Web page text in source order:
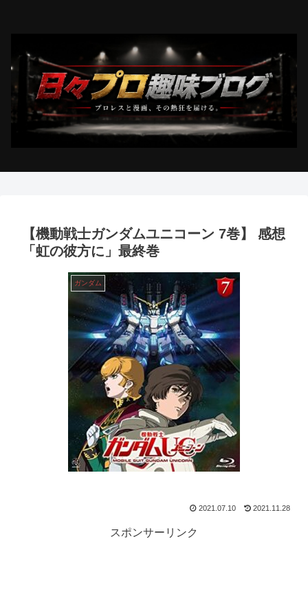
【機動戦士ガンダムユニコーン 7巻】 感想
「虹の彼方に」最終巻
ガンダム
2021.07.10 2021.11.28
スポンサーリンク